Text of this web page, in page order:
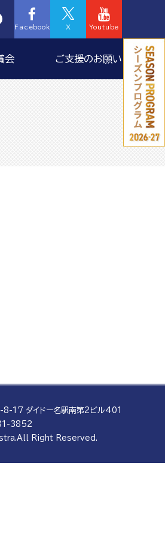
Facebook X Youtube
会 ご支援のお願い
8-17 ダイドー名駅南第2ビル401
3852
All Right Reserved.